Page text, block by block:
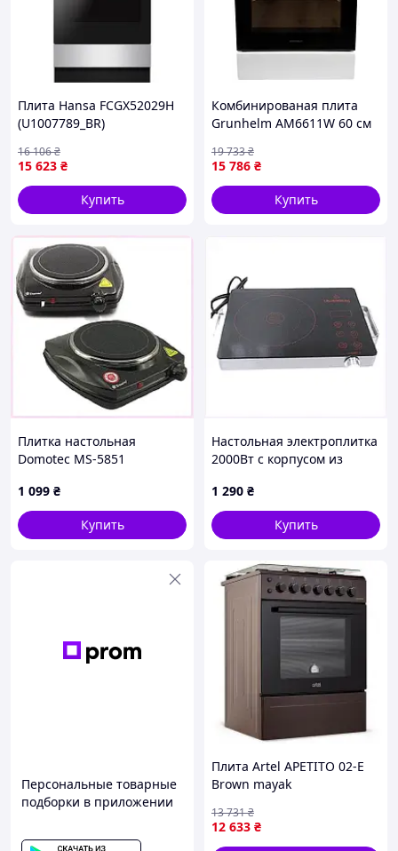
Плита Hansa FCGX52029H
(U1007789_BR)
15 623 ₴
16 106₴
Купить
Комбинированая плита
Grunhelm АM6611W 60 см
15 786 ₴
19 733₴
Купить
Плитка настольная
Domotec MS-5851
8M5159A4M8
1 099 ₴
Купить
Настольная электроплитка
2000Вт с корпусом из
1 290 ₴
Купить
Персональные товарные
подборки в приложении
Плита Artel APETITO 02-E
Brown mayak
12 633 ₴
13 731₴